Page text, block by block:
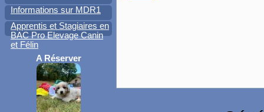
Informations sur MDR1
Apprentis et Stagiaires en
BAC Pro Elevage Canin
et Félin
A Réserver